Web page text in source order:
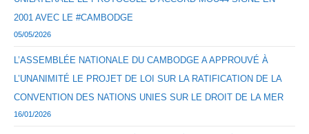
2001 AVEC LE #CAMBODGE
05/05/2026
L’ASSEMBLÉE NATIONALE DU CAMBODGE A APPROUVÉ À
L’UNANIMITÉ LE PROJET DE LOI SUR LA RATIFICATION DE LA
CONVENTION DES NATIONS UNIES SUR LE DROIT DE LA MER
16/01/2026